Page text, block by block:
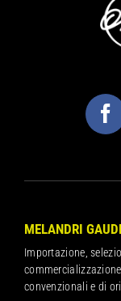
MELANDRI
Importazione,
convenzionali e di